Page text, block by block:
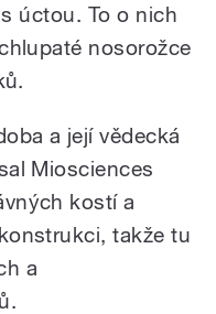
úctou. To o nich
nosorožce
a její vědecká
Miosciences
kostí a
takže tu
a